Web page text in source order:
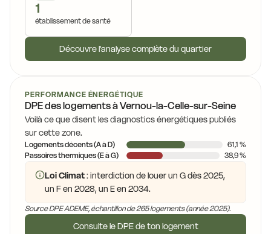
1
établissement de santé
Découvre l'analyse complète du quartier
PERFORMANCE ÉNERGÉTIQUE
DPE des logements à Vernou-la-Celle-sur-Seine
Voilà ce que disent les diagnostics énergétiques publiés
sur cette zone.
Logements décents (A à D)
61,1 %
Passoires thermiques (E à G)
38,9 %
Loi Climat: interdiction de louer un G dès 2025,
un F en 2028, un E en 2034.
Source DPE ADEME, échantillon de 265 logements (année 2025).
Consulte le DPE de ton logement